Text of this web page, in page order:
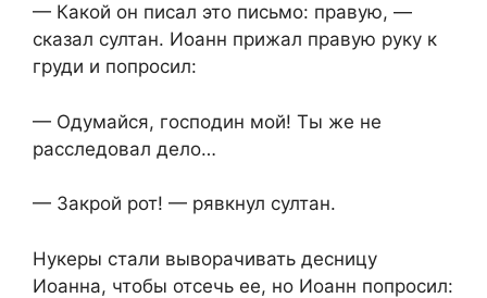
— Какой он писал это письмо: правую, —
сказал султан. Иоанн прижал правую руку к
груди и попросил:
— Одумайся, господин мой! Ты же не
расследовал дело…
— Закрой рот! — рявкнул султан.
Нукеры стали выворачивать десницу
Иоанна, чтобы отсечь ее, но Иоанн попросил: